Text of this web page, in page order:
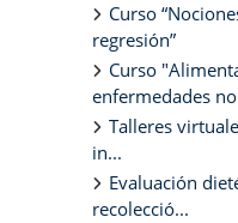
Curso
regresión”
Curso
enfermedades
Talleres
in...
Evaluación
recolecció...